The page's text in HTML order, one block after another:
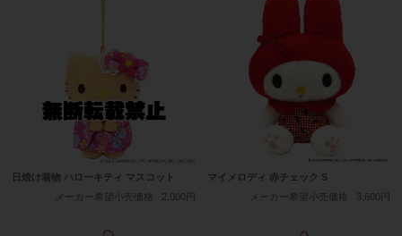
日焼け着物 ハローキティ マスコット
メーカー希望小売価格
2,000円
マイメロディ 赤チェック S
メーカー希望小売価格
3,600円